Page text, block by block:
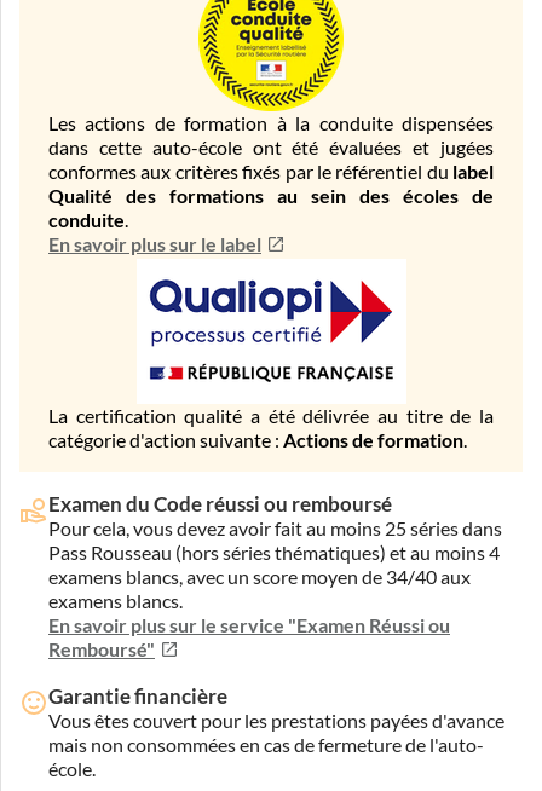
Les actions de formation à la conduite dispensées
dans cette auto-école ont été évaluées et jugées
conformes aux critères fixés par le référentiel du label
Qualité des formations au sein des écoles de
conduite.
En savoir plus sur le label
La certification qualité a été délivrée au titre de la
catégorie d'action suivante : Actions de formation.
Examen du Code réussi ou remboursé
Pour cela, vous devez avoir fait au moins 25 séries dans
Pass Rousseau (hors séries thématiques) et au moins 4
examens blancs, avec un score moyen de 34/40 aux
examens blancs.
En savoir plus sur le service "Examen Réussi ou
Remboursé"
Garantie financière
Vous êtes couvert pour les prestations payées d'avance
mais non consommées en cas de fermeture de l'auto-
école.